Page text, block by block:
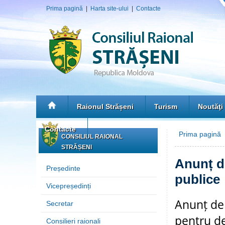
Prima pagină Harta site-ului Contacte
Raionul Strășeni Turism Noutăţi
Contacte
CONSILIUL RAIONAL
STRĂȘENI
Președinte
Vicepreședinți
Secretar
Consilieri raionali
Prima pagină
Anunț
publice
Anunț
pentru